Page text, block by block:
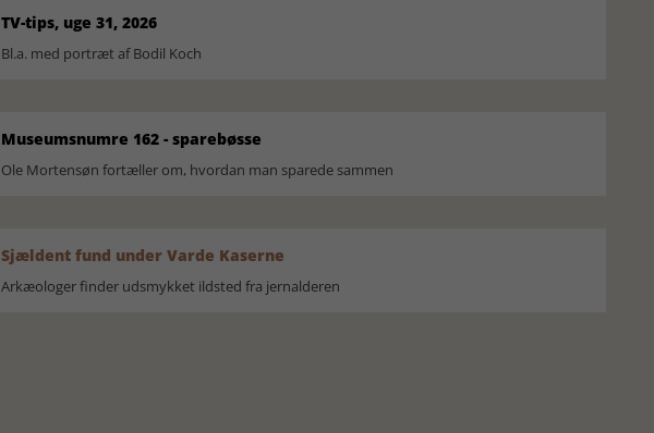
TV-tips, uge 31, 2026
Bl.a. med portræt af Bodil Koch
Museumsnumre 162 - sparebøsse
Ole Mortensøn fortæller om, hvordan man sparede sammen
Sjældent fund under Varde Kaserne
Arkæologer finder udsmykket ildsted fra jernalderen